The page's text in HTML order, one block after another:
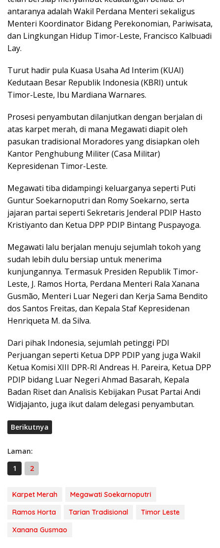
antaranya adalah Wakil Perdana Menteri sekaligus
Menteri Koordinator Bidang Perekonomian, Pariwisata,
dan Lingkungan Hidup Timor-Leste, Francisco Kalbuadi
Lay.
Turut hadir pula Kuasa Usaha Ad Interim (KUAI)
Kedutaan Besar Republik Indonesia (KBRI) untuk
Timor-Leste, Ibu Mardiana Warnares.
Prosesi penyambutan dilanjutkan dengan berjalan di
atas karpet merah, di mana Megawati diapit oleh
pasukan tradisional Moradores yang disiapkan oleh
Kantor Penghubung Militer (Casa Militar)
Kepresidenan Timor-Leste.
Megawati tiba didampingi keluarganya seperti Puti
Guntur Soekarnoputri dan Romy Soekarno, serta
jajaran partai seperti Sekretaris Jenderal PDIP Hasto
Kristiyanto dan Ketua DPP PDIP Bintang Puspayoga.
Megawati lalu berjalan menuju sejumlah tokoh yang
sudah lebih dulu bersiap untuk menerima
kunjungannya. Termasuk Presiden Republik Timor-
Leste, J. Ramos Horta, Perdana Menteri Rala Xanana
Gusmão, Menteri Luar Negeri dan Kerja Sama Bendito
dos Santos Freitas, dan Kepala Staf Kepresidenan
Henriqueta M. da Silva.
Dari pihak Indonesia, sejumlah petinggi PDI
Perjuangan seperti Ketua DPP PDIP yang juga Wakil
Ketua Komisi XIII DPR-RI Andreas H. Pareira, Ketua DPP
PDIP bidang Luar Negeri Ahmad Basarah, Kepala
Badan Riset dan Analisis Kebijakan Pusat Partai Andi
Widjajanto, juga ikut dalam delegasi penyambutan.
Berikutnya
Laman:
1
2
Karpet Merah
Megawati Soekarnoputri
Ramos Horta
Tarian Tradisional
Timor Leste
Xanana Gusmao